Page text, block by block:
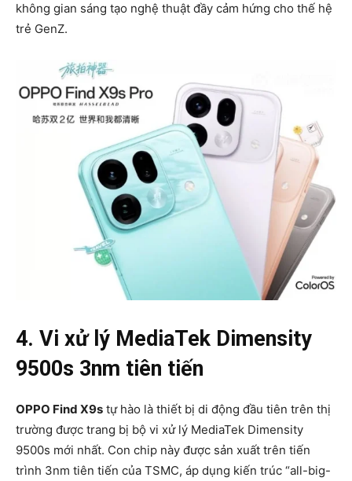
không gian sáng tạo nghệ thuật đầy cảm hứng cho thế hệ
trẻ GenZ.
4. Vi xử lý MediaTek Dimensity
9500s 3nm tiên tiến
OPPO Find X9s tự hào là thiết bị di động đầu tiên trên thị
trường được trang bị bộ vi xử lý MediaTek Dimensity
9500s mới nhất. Con chip này được sản xuất trên tiến
trình 3nm tiên tiến của TSMC, áp dụng kiến trúc “all-big-